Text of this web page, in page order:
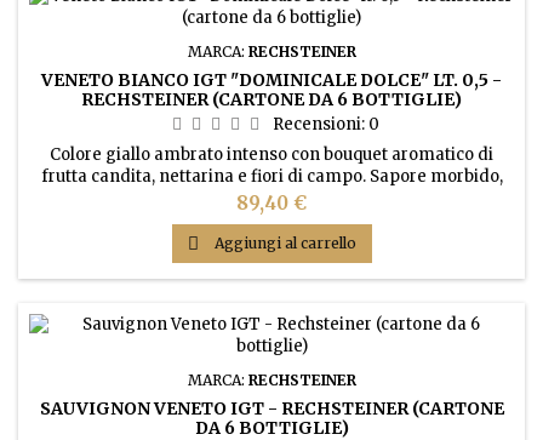
MARCA: RECHSTEINER
VENETO BIANCO IGT "DOMINICALE DOLCE" LT. 0,5 -
RECHSTEINER (CARTONE DA 6 BOTTIGLIE)
Recensioni: 0
Colore giallo ambrato intenso con bouquet aromatico di
frutta candita, nettarina e fiori di campo. Sapore morbido,
vellutato, pieno e avvolgente.
Prezzo
89,40 €
 Aggiungi al carrello
MARCA: RECHSTEINER
SAUVIGNON VENETO IGT - RECHSTEINER (CARTONE
DA 6 BOTTIGLIE)